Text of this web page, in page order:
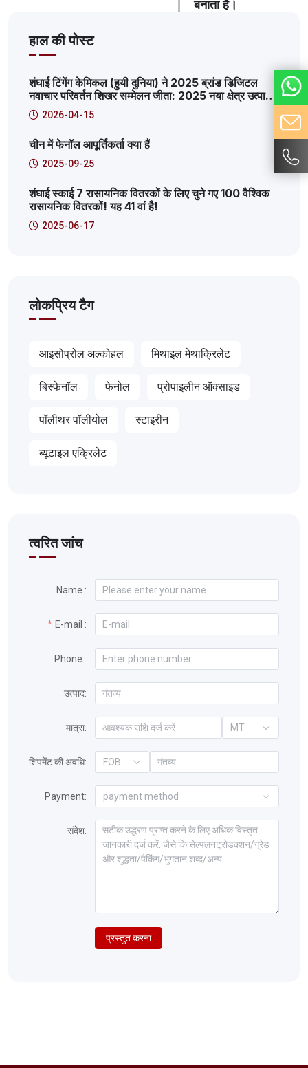
बनाता है।
हाल की पोस्ट
शंघाई टिंगेंग केमिकल (हुयी दुनिया) ने 2025 ब्रांड डिजिटल
नवाचार परिवर्तन शिखर सम्मेलन जीता: 2025 नया क्षेत्र उत्पादक
इंटरनेट सेवा मंच विशिष्ट मामला
2026-04-15
चीन में फेनॉल आपूर्तिकर्ता क्या हैं
2025-09-25
शंघाई स्काई 7 रासायनिक वितरकों के लिए चुने गए 100 वैश्विक
रासायनिक वितरकों! यह 41 वां है!
2025-06-17
लोकप्रिय टैग
आइसोप्रोल अल्कोहल मिथाइल मेथाक्रिलेट
बिस्फेनॉल फेनोल प्रोपाइलीन ऑक्साइड
पॉलीथर पॉलीयोल स्टाइरीन
ब्यूटाइल एक्रिलेट
त्वरित जांच
Name :
E-mail :
Phone :
उत्पाद:
मात्रा: MT
शिपमेंट की अवधि: FOB
Payment: payment method
संदेश:
प्रस्तुत करना